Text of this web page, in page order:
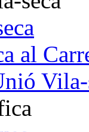
al
Vila-